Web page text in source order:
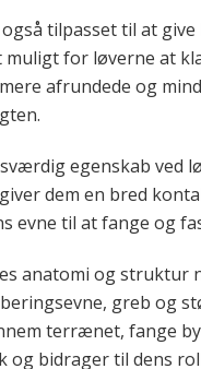
tilpasset til at
for løverne at
afrundede og
egenskab ved
dem en bred
evne til at fange og
anatomi og struktur
greb og
terrænet, fange
og bidrager til dens